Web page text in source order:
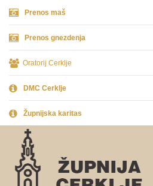
Prenos maš
Prenos gnezdenja
Oratorij Cerklje
DMC Cerklje
Župnijska karitas